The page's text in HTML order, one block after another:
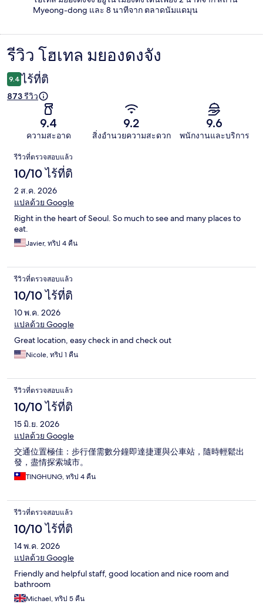
Myeong-dong และ 8 นาทีจาก ตลาดนัมแดมุน
รีวิว
รีวิว โฮเทล มยองดงจัง
9.4 ไร้ที่ติ
873 รีวิว
9.4
ความสะอาด
9.2
สิ่งอำนวยความสะดวก
9.6
พนักงานและบริการ
รีวิว
รีวิวที่ตรวจสอบแล้ว
10/10 ไร้ที่ติ
2 ส.ค. 2026
แปลด้วย Google
Right in the heart of Seoul. So much to see and many places to
eat.
Javier, ทริป 4 คืน
รีวิวที่ตรวจสอบแล้ว
10/10 ไร้ที่ติ
10 พ.ค. 2026
แปลด้วย Google
Great location, easy check in and check out
Nicole, ทริป 1 คืน
รีวิวที่ตรวจสอบแล้ว
10/10 ไร้ที่ติ
15 มิ.ย. 2026
แปลด้วย Google
交通位置極佳：步行僅需數分鐘即達捷運與公車站，隨時輕鬆出
發，盡情探索城市。
TINGHUNG, ทริป 4 คืน
รีวิวที่ตรวจสอบแล้ว
10/10 ไร้ที่ติ
14 พ.ค. 2026
แปลด้วย Google
Friendly and helpful staff, good location and nice room and
bathroom
Michael, ทริป 5 คืน